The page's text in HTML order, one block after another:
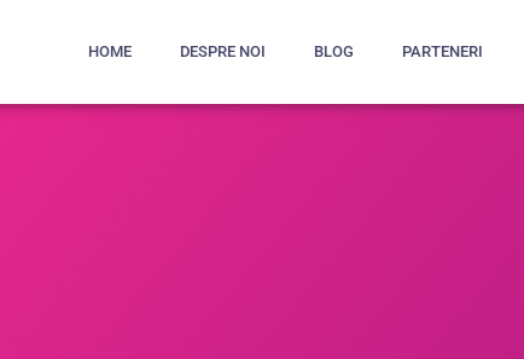
HOME DESPRE NOI BLOG PARTENERI